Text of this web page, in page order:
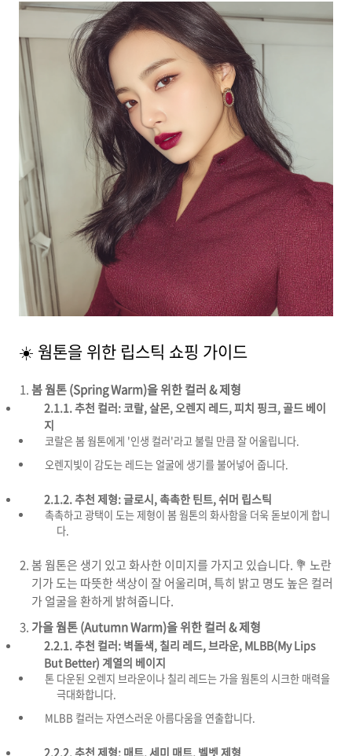
☀️ 웜톤을 위한 립스틱 쇼핑 가이드
봄 웜톤 (Spring Warm)을 위한 컬러 & 제형
2.1.1. 추천 컬러:코랄, 살몬, 오렌지 레드, 피치 핑크, 골드 베이
지
코랄은 봄 웜톤에게 '인생 컬러'라고 불릴 만큼 잘 어울립니다.
오렌지빛이 감도는 레드는 얼굴에 생기를 불어넣어 줍니다.
2.1.2. 추천 제형:글로시, 촉촉한 틴트, 쉬머 립스틱
촉촉하고 광택이 도는 제형이 봄 웜톤의 화사함을 더욱 돋보이게 합니
다.
봄 웜톤은 생기 있고 화사한 이미지를 가지고 있습니다. 💐 노란
기가 도는 따뜻한 색상이 잘 어울리며, 특히 밝고 명도 높은 컬러
가 얼굴을 환하게 밝혀줍니다.
가을 웜톤 (Autumn Warm)을 위한 컬러 & 제형
2.2.1. 추천 컬러: 벽돌색, 칠리 레드, 브라운, MLBB(My Lips
But Better) 계열의 베이지
톤 다운된 오렌지 브라운이나 칠리 레드는 가을 웜톤의 시크한 매력을
극대화합니다.
MLBB 컬러는 자연스러운 아름다움을 연출합니다.
2.2.2. 추천 제형: 매트, 세미 매트, 벨벳 제형